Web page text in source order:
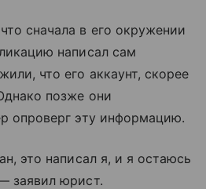
сначала в его окружении
написал сам
что его аккаунт, скорее
позже они
опроверг эту информацию.
это написал я, и я остаюсь
заявил юрист.